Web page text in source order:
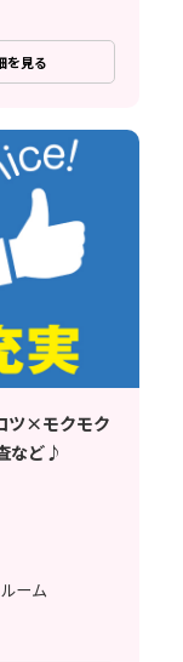
を見る
ツ×モクモク
など♪
ーム